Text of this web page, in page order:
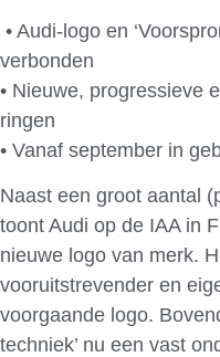
• Audi-logo en
verbonden
• Nieuwe, progressieve
ringen
• Vanaf september in
Naast een groot aantal
toont Audi op de IAA in
nieuwe logo van merk.
vooruitstrevender en
voorgaande logo.
techniek’ nu een vast